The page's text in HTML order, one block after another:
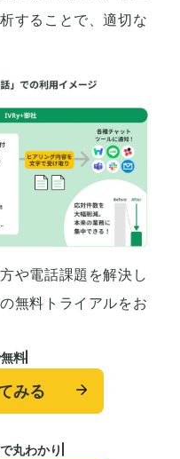
することで、適切な
や電話課題を解決し
無料トライアルをお
料
みる
丸わかり